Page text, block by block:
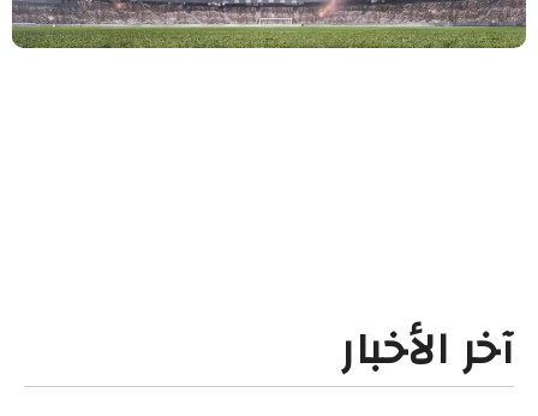
آخر الأخبار